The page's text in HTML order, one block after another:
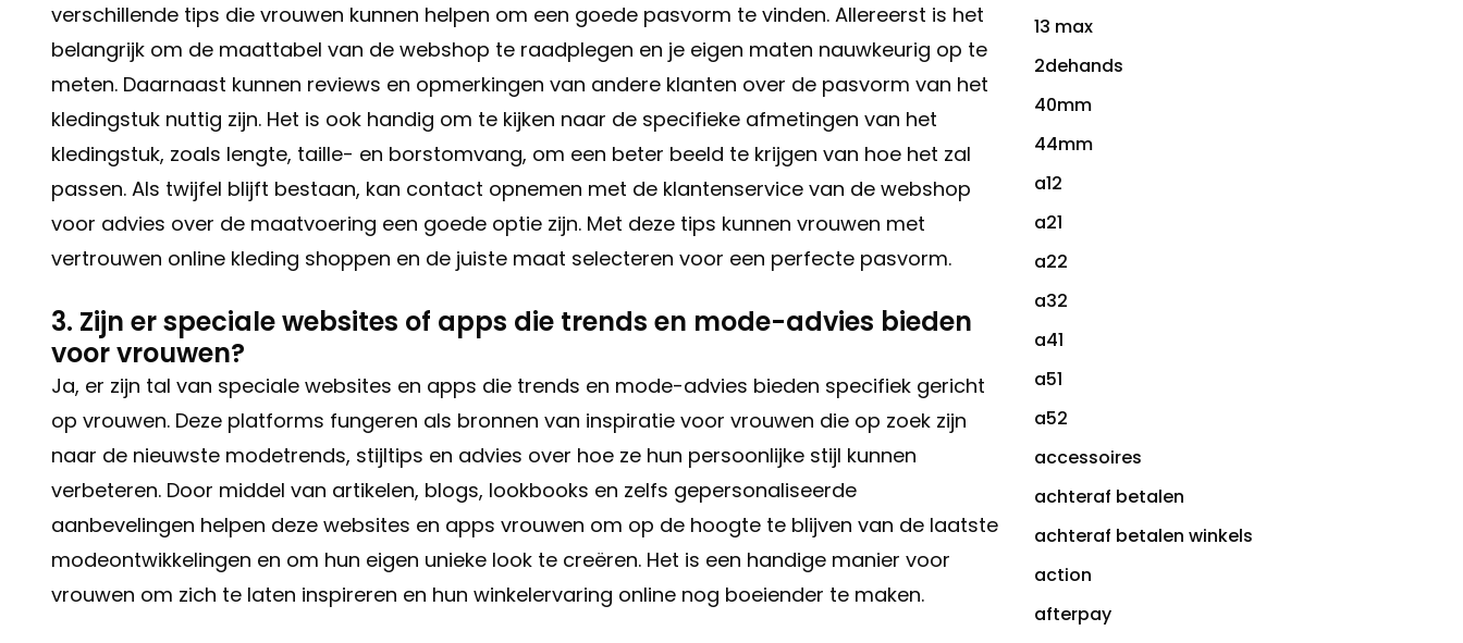
verschillende tips die vrouwen kunnen helpen om een goede pasvorm te vinden. Allereerst is het
belangrijk om de maattabel van de webshop te raadplegen en je eigen maten nauwkeurig op te
meten. Daarnaast kunnen reviews en opmerkingen van andere klanten over de pasvorm van het
kledingstuk nuttig zijn. Het is ook handig om te kijken naar de specifieke afmetingen van het
kledingstuk, zoals lengte, taille- en borstomvang, om een beter beeld te krijgen van hoe het zal
passen. Als twijfel blijft bestaan, kan contact opnemen met de klantenservice van de webshop
voor advies over de maatvoering een goede optie zijn. Met deze tips kunnen vrouwen met
vertrouwen online kleding shoppen en de juiste maat selecteren voor een perfecte pasvorm.
3. Zijn er speciale websites of apps die trends en mode-advies bieden
voor vrouwen?
Ja, er zijn tal van speciale websites en apps die trends en mode-advies bieden specifiek gericht
op vrouwen. Deze platforms fungeren als bronnen van inspiratie voor vrouwen die op zoek zijn
naar de nieuwste modetrends, stijltips en advies over hoe ze hun persoonlijke stijl kunnen
verbeteren. Door middel van artikelen, blogs, lookbooks en zelfs gepersonaliseerde
aanbevelingen helpen deze websites en apps vrouwen om op de hoogte te blijven van de laatste
modeontwikkelingen en om hun eigen unieke look te creëren. Het is een handige manier voor
vrouwen om zich te laten inspireren en hun winkelervaring online nog boeiender te maken.
13 max
2dehands
40mm
44mm
a12
a21
a22
a32
a41
a51
a52
accessoires
achteraf betalen
achteraf betalen winkels
action
afterpay